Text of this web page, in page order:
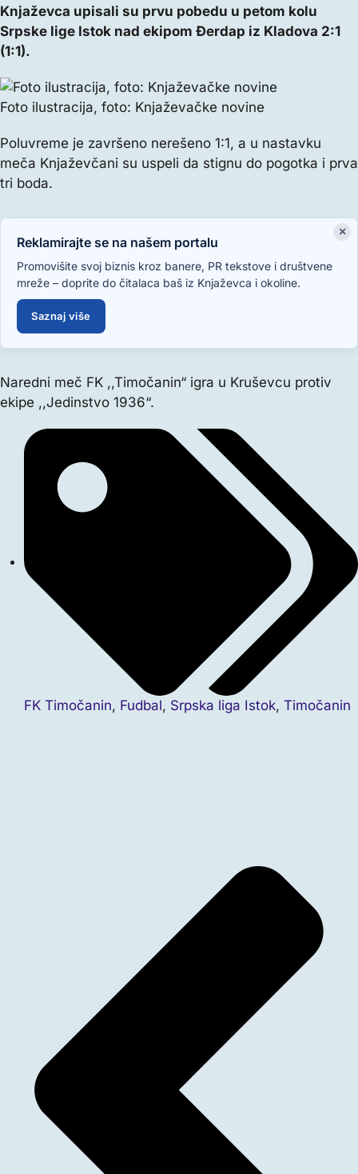
Knjaževca upisali su prvu pobedu u petom kolu
Srpske lige Istok nad ekipom Đerdap iz Kladova 2:1
(1:1).
Foto ilustracija, foto: Knjaževačke novine
Poluvreme je završeno nerešeno 1:1, a u nastavku
meča Knjaževčani su uspeli da stignu do pogotka i prva
tri boda.
×
Reklamirajte se na našem portalu
Promovišite svoj biznis kroz banere, PR tekstove i društvene
mreže – doprite do čitalaca baš iz Knjaževca i okoline.
Saznaj više
Naredni meč FK ,,Timočanin“ igra u Kruševcu protiv
ekipe ,,Jedinstvo 1936“.
FK Timočanin, Fudbal, Srpska liga Istok, Timočanin